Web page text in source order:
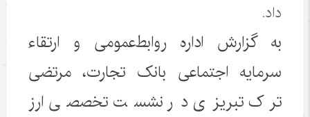
داد.
به گزارش اداره روابط‌عمومی و ارتقاء
سرمایه اجتماعی بانک تجارت، مرتضی
ترک تبریزی در نشست تخصصی ارز